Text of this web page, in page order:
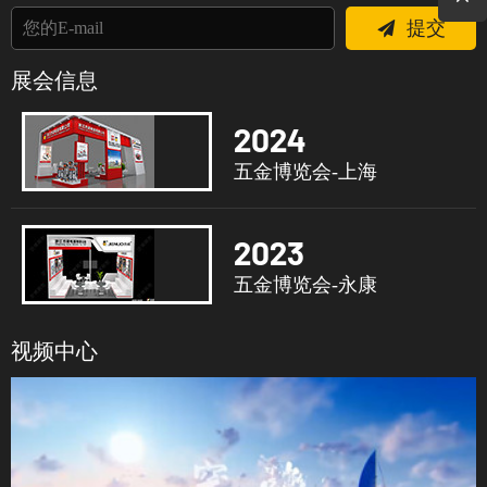
提交
展会信息
2024
五金博览会-上海
2023
五金博览会-永康
视频中心